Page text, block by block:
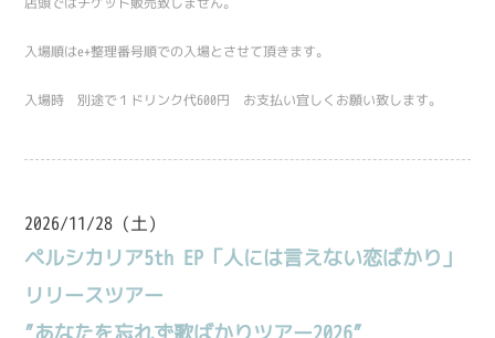
入場順はe+整理番号順での入場とさせて頂きます。
入場時 別途で１ドリンク代600円 お支払い宜しくお願い致します。
2026/11/28 (土)
ペルシカリア5th EP「人には言えない恋ばかり」
リリースツアー